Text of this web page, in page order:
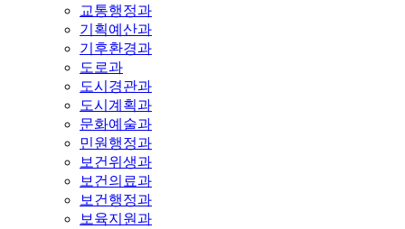
교통행정과
기획예산과
기후환경과
도로과
도시경관과
도시계획과
문화예술과
민원행정과
보건위생과
보건의료과
보건행정과
보육지원과